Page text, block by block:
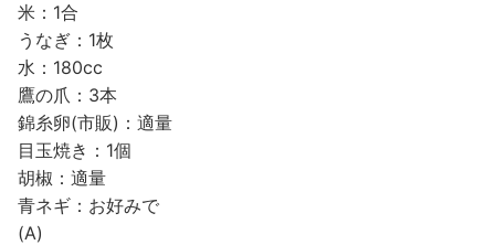
米：1合
うなぎ：1枚
水：180cc
鷹の爪：3本
錦糸卵(市販)：適量
目玉焼き：1個
胡椒：適量
青ネギ：お好みで
(A)